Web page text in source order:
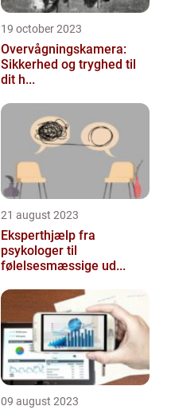
19 october 2023
Overvågningskamera:
Sikkerhed og tryghed til
dit h...
21 august 2023
Eksperthjælp fra
psykologer til
følelsesmæssige ud...
09 august 2023